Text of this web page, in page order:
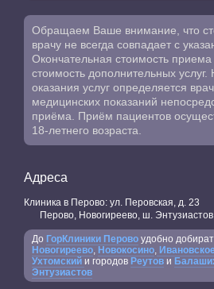
Обращаем Ваше внимание, что
врачу не всегда совпадает с
Окончательная стоимость
стоимость дополнительных
оказания услуг определяется
медицинских показаний
приёма. Приём пациентов
18-летнего возраста.
Адреса
Клиника в Перово: ул. Перовская, д. 23
Перово, Новогиреево, ш. Энтузиастов
До ГорКлиники Перово удобно
Новогиреево Новокосино
Ухтомский и городов Реутов и
Энтузиастов